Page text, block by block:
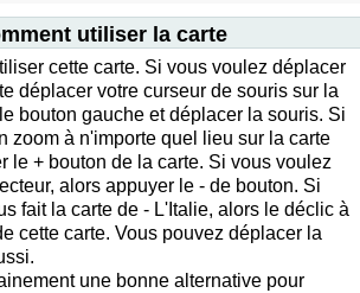
utiliser la carte
cette carte. Si vous voulez déplacer
déplacer votre curseur de souris sur la
bouton gauche et déplacer la souris. Si
zoom à n'importe quel lieu sur la carte
le + bouton de la carte. Si vous voulez
alors appuyer le - de bouton. Si
fait la carte de - L'Italie, alors le déclic à
cette carte. Vous pouvez déplacer la
une bonne alternative pour